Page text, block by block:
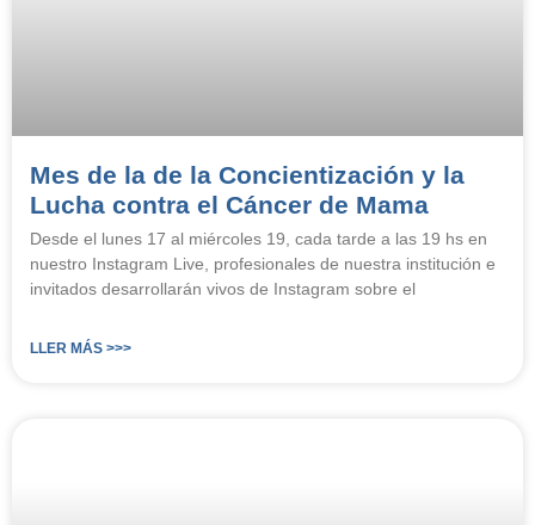
Mes de la de la Concientización y la
Lucha contra el Cáncer de Mama
Desde el lunes 17 al miércoles 19, cada tarde a las 19 hs en
nuestro Instagram Live, profesionales de nuestra institución e
invitados desarrollarán vivos de Instagram sobre el
LLER MÁS >>>